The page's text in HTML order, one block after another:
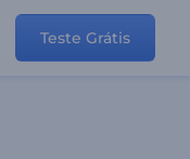
Teste Grátis